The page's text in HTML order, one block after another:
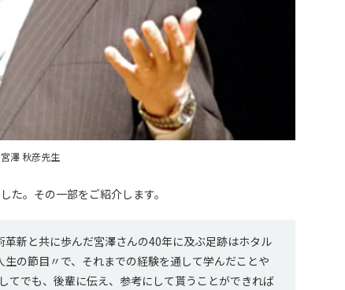
澤 秋彦先生
た。その一部をご紹介します。
新と共に歩んだ宮澤さんの40年に及ぶ足跡はホタル
の節目〃で、それまでの経験を通して学んだことや
てでも、後輩に伝え、参考にして貰うことができれば